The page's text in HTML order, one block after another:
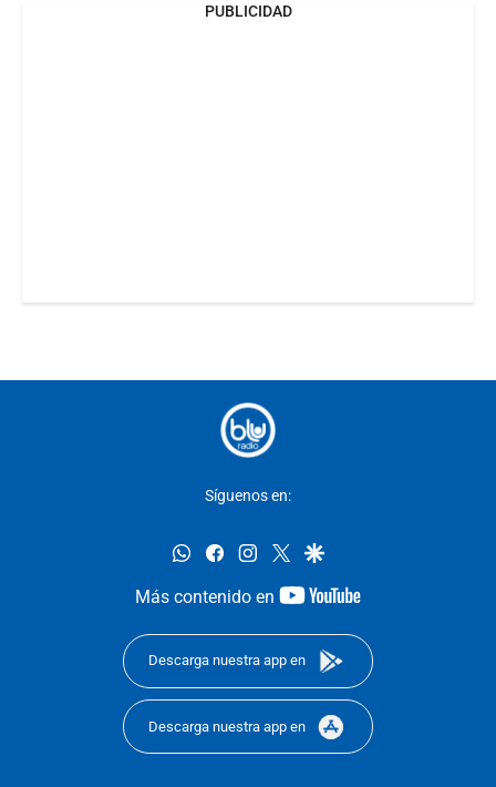
PUBLICIDAD
Síguenos en:
whatsappfacebookinstagram
twittergoogle
Más contenido en
youtube-
Descarga nuestra app en
Descarga nuestra app en